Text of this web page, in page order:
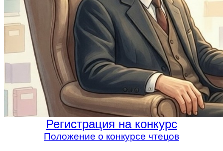
Регистрация на конкурс
Положение о конкурсе чтецов